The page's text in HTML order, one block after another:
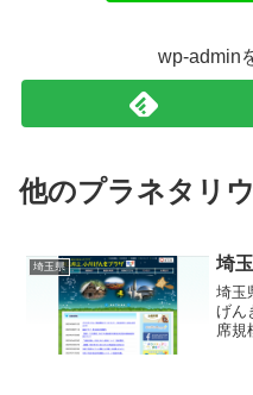
wp-admin
他のプラネタリ
埼玉県 埼
埼玉
げん
席規